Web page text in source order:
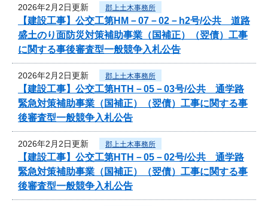
2026年2月2日更新 郡上土木事務所
【建設工事】公交工第HM－07－02－h2号/公共 道路
盛土のり面防災対策補助事業（国補正）（翌債）工事
に関する事後審査型一般競争入札公告
2026年2月2日更新 郡上土木事務所
【建設工事】公交工第HTH－05－03号/公共 通学路
緊急対策補助事業（国補正）（翌債）工事に関する事
後審査型一般競争入札公告
2026年2月2日更新 郡上土木事務所
【建設工事】公交工第HTH－05－02号/公共 通学路
緊急対策補助事業（国補正）（翌債）工事に関する事
後審査型一般競争入札公告